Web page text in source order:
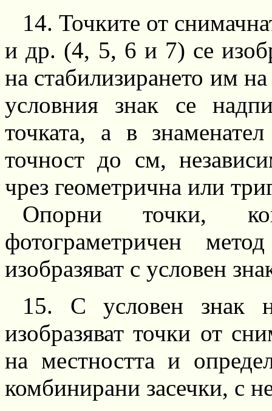
14. Точките от
и др. (4, 5, 6 и 7) се
на стабилизирането им
условния знак се
точката, а в знаменател
точност до см,
чрез геометрична или
Опорни точки,
фотограметричен
изобразяват с условен
15. С условен знак
изобразяват точки от
на местността и
комбинирани засечки, с